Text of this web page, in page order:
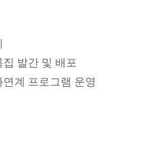
발간 및 배포
계 프로그램 운영